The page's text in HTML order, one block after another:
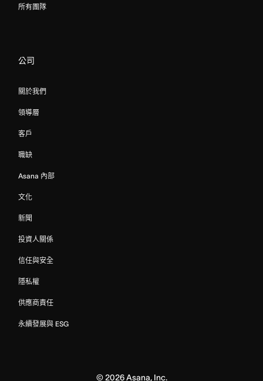
所有團隊
公司
關於我們
領導層
客戶
職缺
Asana 內部
文化
新聞
投資人關係
信任與安全
隱私權
供應商責任
永續發展與 ESG
© 2026Asana, Inc.